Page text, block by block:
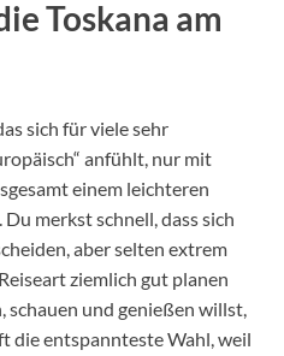
Toskana am
sich für viele sehr
anfühlt, nur mit
einem leichteren
merkst schnell, dass sich
aber selten extrem
ziemlich gut planen
schauen und genießen willst,
die entspannteste Wahl, weil